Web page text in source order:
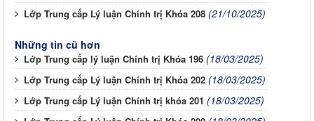
Lớp Trung cấp Lý luận Chính trị Khóa 208 (21/10/2025)
Những tin cũ hơn
Lớp Trung cấp lý luận Chính trị Khóa 196 (18/03/2025)
Lớp Trung cấp Lý luận Chính trị Khóa 202 (18/03/2025)
Lớp Trung cấp Lý luận Chính trị khóa 201 (18/03/2025)